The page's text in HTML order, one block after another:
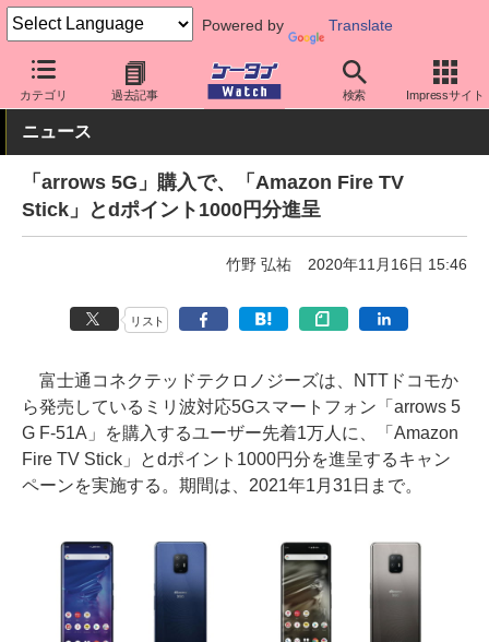
Powered by Translate
カテゴリ 過去記事 検索 Impressサイト
ケータイ Watch キャリア ドコモ
ニュース
「arrows 5G」購入で、「Amazon Fire TV
Stick」とdポイント1000円分進呈
竹野 弘祐 2020年11月16日 15:46
リスト
富士通コネクテッドテクロノジーズは、NTTドコモか
ら発売しているミリ波対応5Gスマートフォン「arrows 5
G F-51A」を購入するユーザー先着1万人に、「Amazon
Fire TV Stick」とdポイント1000円分を進呈するキャン
ペーンを実施する。期間は、2021年1月31日まで。